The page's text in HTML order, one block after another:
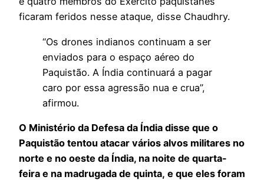
ficaram feridos nesse ataque, disse Chaudhry.
“Os drones indianos continuam a ser
enviados para o espaço aéreo do
Paquistão. A Índia continuará a pagar
caro por essa agressão nua e crua”,
afirmou.
O Ministério da Defesa da Índia disse que o
Paquistão tentou atacar vários alvos militares no
norte e no oeste da Índia, na noite de quarta-
feira e na madrugada de quinta, e que eles foram